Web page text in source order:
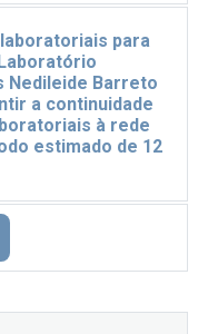
para
Nedileide Barreto
a continuidade
à rede
estimado de 12